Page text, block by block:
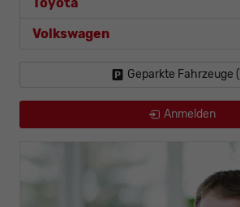
Volkswagen
Geparkte Fahrzeuge (
Anmelden